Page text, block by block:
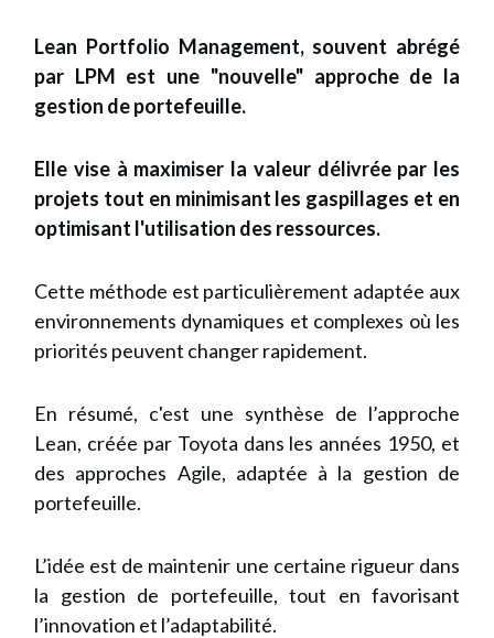
Lean Portfolio Management, souvent abrégé
par LPM est une "nouvelle" approche de la
gestion de portefeuille.
Elle vise à maximiser la valeur délivrée par les
projets tout en minimisant les gaspillages et en
optimisant l'utilisation des ressources.
Cette méthode est particulièrement adaptée aux
environnements dynamiques et complexes où les
priorités peuvent changer rapidement.
En résumé, c'est une synthèse de l’approche
Lean, créée par Toyota dans les années 1950, et
des approches Agile, adaptée à la gestion de
portefeuille.
L’idée est de maintenir une certaine rigueur dans
la gestion de portefeuille, tout en favorisant
l’innovation et l’adaptabilité.